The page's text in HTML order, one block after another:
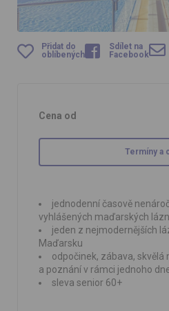
Přidat do
oblíbených
Sdílet na
Facebook
Cena od
Termíny a
jednodenní časově
vyhlášených maďarských
jeden z nejmodernějších
Maďarsku
odpočinek, zábava,
a poznání v rámci jednoho
sleva senior 60+